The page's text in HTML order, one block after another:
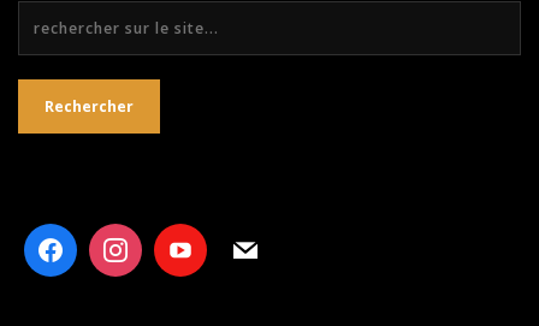
Rechercher